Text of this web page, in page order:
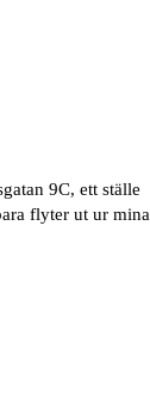
9C, ett ställe
flyter ut ur mina